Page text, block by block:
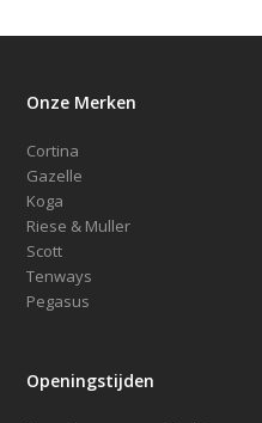
Onze Merken
Cortina
Gazelle
Koga
Riese & Muller
Scott
Tenways
Pegasus
Openingstijden